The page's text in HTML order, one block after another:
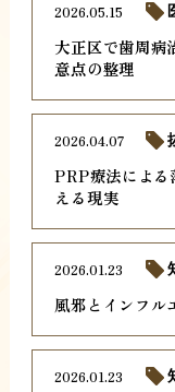
大正区で歯周病
意点の整理
2026.05.15
PRP療法による
える現実
2026.04.07
風邪とインフル
2026.01.23
2026.01.23